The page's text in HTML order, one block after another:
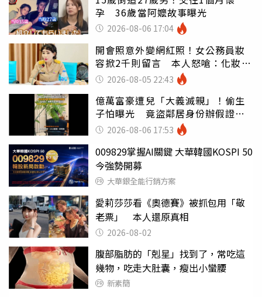
孕 36歲當阿嬤故事曝光
2026-08-06 17:04
開會照意外變網紅照！女公務員妝
容掀2千則留言 本人怒嗆：化妝有
錯嗎2026-08-05 22:43
億萬富豪遭兒「大義滅親」！偷生
子怕曝光 竟盜鄰居身份辦假證落
戶 2026-08-06 17:53
009829掌握AI關鍵 大華韓國KOSPI 50
今強勢開募
大華銀全能行銷方案
愛莉莎莎看《奧德賽》被抓包用「敬
老票」 本人還原真相
2026-08-02
腹部脂肪的「剋星」找到了，常吃這
幾物，吃走大肚囊，瘦出小蠻腰
新素簡